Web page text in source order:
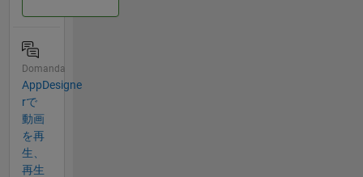
Domanda
AppDesigne​
rで
動画
を再
生、
再生​